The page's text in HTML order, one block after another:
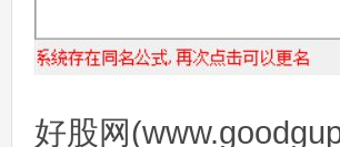
好股网